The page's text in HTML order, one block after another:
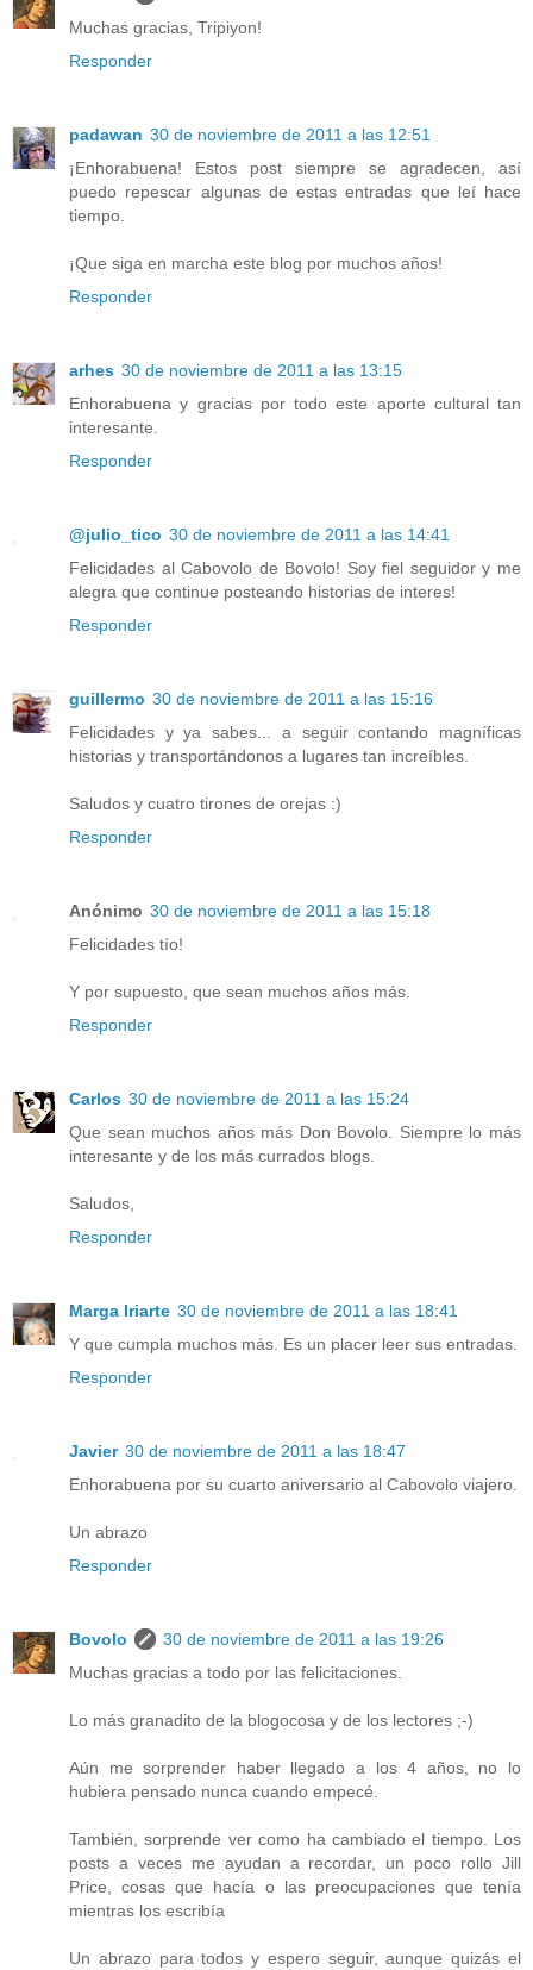
Muchas gracias, Tripiyon!
Responder
padawan 30 de noviembre de 2011 a las 12:51
¡Enhorabuena! Estos post siempre se agradecen, así
puedo repescar algunas de estas entradas que leí hace
tiempo.
¡Que siga en marcha este blog por muchos años!
Responder
arhes 30 de noviembre de 2011 a las 13:15
Enhorabuena y gracias por todo este aporte cultural tan
interesante.
Responder
@julio_tico 30 de noviembre de 2011 a las 14:41
Felicidades al Cabovolo de Bovolo! Soy fiel seguidor y me
alegra que continue posteando historias de interes!
Responder
guillermo 30 de noviembre de 2011 a las 15:16
Felicidades y ya sabes... a seguir contando magníficas
historias y transportándonos a lugares tan increíbles.
Saludos y cuatro tirones de orejas :)
Responder
Anónimo 30 de noviembre de 2011 a las 15:18
Felicidades tío!
Y por supuesto, que sean muchos años más.
Responder
Carlos 30 de noviembre de 2011 a las 15:24
Que sean muchos años más Don Bovolo. Siempre lo más
interesante y de los más currados blogs.
Saludos,
Responder
Marga Iriarte 30 de noviembre de 2011 a las 18:41
Y que cumpla muchos más. Es un placer leer sus entradas.
Responder
Javier 30 de noviembre de 2011 a las 18:47
Enhorabuena por su cuarto aniversario al Cabovolo viajero.
Un abrazo
Responder
Bovolo
30 de noviembre de 2011 a las 19:26
Muchas gracias a todo por las felicitaciones.
Lo más granadito de la blogocosa y de los lectores ;-)
Aún me sorprender haber llegado a los 4 años, no lo
hubiera pensado nunca cuando empecé.
También, sorprende ver como ha cambiado el tiempo. Los
posts a veces me ayudan a recordar, un poco rollo Jill
Price, cosas que hacía o las preocupaciones que tenía
mientras los escribía
Un abrazo para todos y espero seguir, aunque quizás el